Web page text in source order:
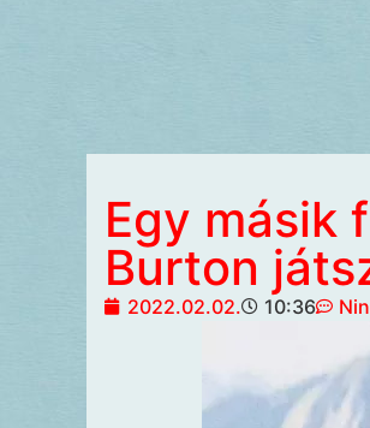
Egy másik
Burton
2022.02.02. 10:36